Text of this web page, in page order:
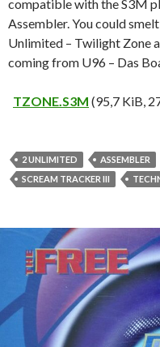
compatible with the S3M
Assembler. You could
Unlimited – Twilight Zone
coming from U96 – Das
TZONE.S3M (95,7 KiB,
2 UNLIMITED ASSEMBLER
SCREAM TRACKER III